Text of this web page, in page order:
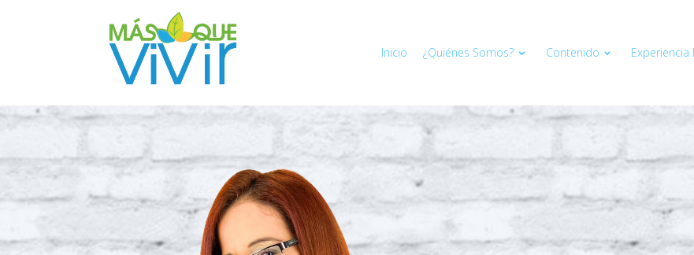
Inicio ¿Quiénes Somos? Contenido Experiencia